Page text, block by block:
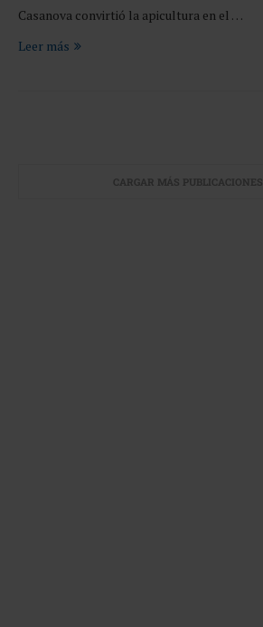
Casanova convirtió la apicultura en el …
Leer más
CARGAR MÁS PUBLICACIONES